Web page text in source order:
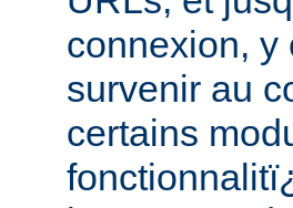
connexion, y
survenir au
certains